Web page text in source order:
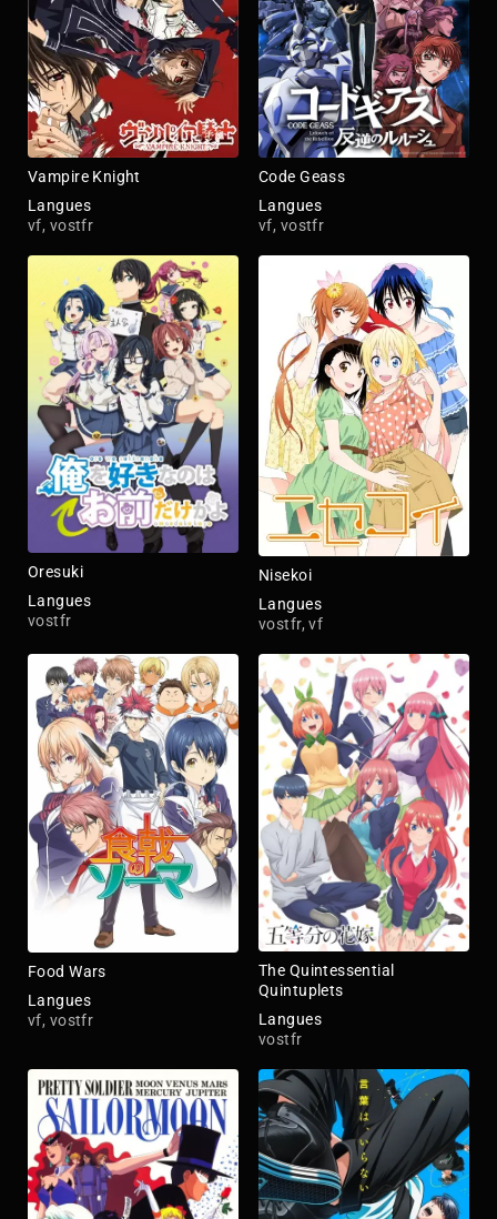
Vampire Knight
Langues
vf, vostfr
Code Geass
Langues
vf, vostfr
Oresuki
Langues
vostfr
Nisekoi
Langues
vostfr, vf
Food Wars
Langues
vf, vostfr
The Quintessential
Quintuplets
Langues
vostfr